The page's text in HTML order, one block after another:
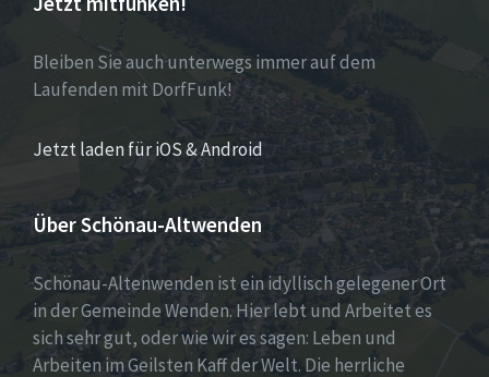
Bleiben Sie auch unterwegs immer auf dem
Laufenden mit DorfFunk!
Jetzt laden für iOS & Android
Über Schönau-Altwenden
Schönau-Altenwenden ist ein idyllisch gelegener Ort
in der Gemeinde Wenden. Hier lebt und Arbeitet es
sich sehr gut, oder wie wir es sagen: Leben und
Arbeiten im Geilsten Kaff der Welt. Die herrliche